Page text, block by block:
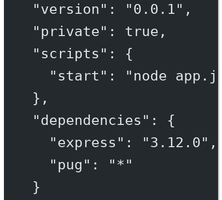
"version" : "0.0.1" ,
"private" : true ,
"scripts" : {
"start" :
"node
},
"dependencies" : {
"express" : "3.12.0" ,
"pug" :
"*"
}